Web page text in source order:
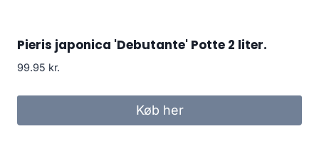
Pieris japonica 'Debutante' Potte 2 liter.
99.95 kr.
Køb her